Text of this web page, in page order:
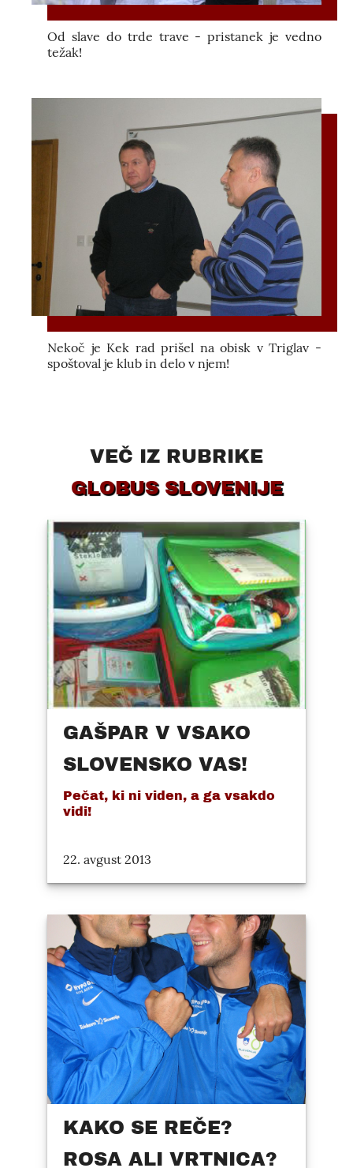
Od slave do trde trave - pristanek je vedno
težak!
Nekoč je Kek rad prišel na obisk v Triglav -
spoštoval je klub in delo v njem!
VEČ IZ RUBRIKE
GLOBUS SLOVENIJE
GAŠPAR V VSAKO
SLOVENSKO VAS!
Pečat, ki ni viden, a ga vsakdo
vidi!
22. avgust 2013
KAKO SE REČE?
ROSA ALI VRTNICA?